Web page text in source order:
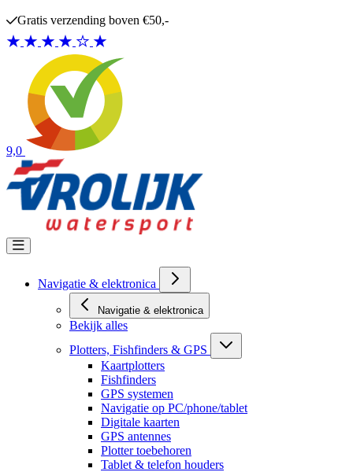
Gratis verzending boven €50,-
9,0
Navigatie & elektronica
Navigatie & elektronica
Bekijk alles
Plotters, Fishfinders & GPS
Kaartplotters
Fishfinders
GPS systemen
Navigatie op PC/phone/tablet
Digitale kaarten
GPS antennes
Plotter toebehoren
Tablet & telefon houders